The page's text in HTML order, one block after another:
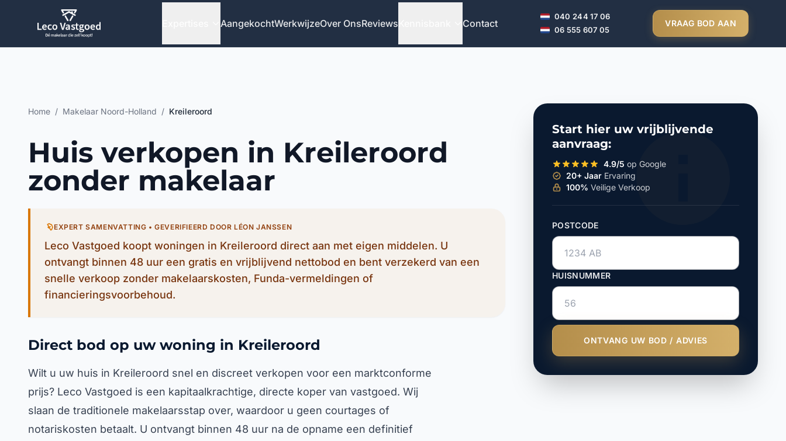
Ga direct naar inhoud
AangekochtWerkwijzeOver OnsReviews Contact
040 244 17 06
06 555 607 05
VRAAG BOD AAN
Home / Makelaar Noord-Holland / Kreileroord
Huis verkopen in Kreileroord
zonder makelaar
EXPERT SAMENVATTING • GEVERIFIEERD DOOR LÉON JANSSEN
Leco Vastgoed koopt woningen in Kreileroord direct aan met eigen middelen. U
ontvangt binnen 48 uur een gratis en vrijblijvend nettobod en bent verzekerd van een
snelle verkoop zonder makelaarskosten, Funda-vermeldingen of
financieringsvoorbehoud.
Direct bod op uw woning in Kreileroord
Wilt u uw huis in Kreileroord snel en discreet verkopen voor een marktconforme
prijs? Leco Vastgoed is een kapitaalkrachtige, directe koper van vastgoed. Wij
slaan de traditionele makelaarsstap over, waardoor u geen courtages of
notariskosten betaalt. U ontvangt binnen 48 uur na de opname een definitief
Start hier uw vrijblijvende
aanvraag:
4.9/5 op Google
20+ Jaar Ervaring
100% Veilige Verkoop
POSTCODE
HUISNUMMER
ONTVANG UW BOD / ADVIES